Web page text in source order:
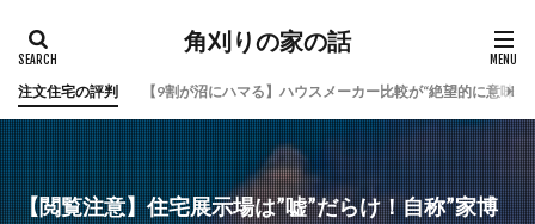
角刈りの家の話
注文住宅の評判 【9割が沼にハマる】ハウスメーカー比較が“絶望的に意味
【閲覧注意】住宅展示場は”嘘”だらけ！自称”家博